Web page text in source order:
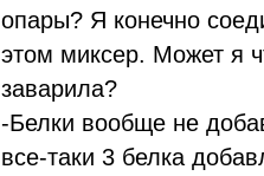
опары? Я конечно
этом миксер. Может я
заварила?
-Белки вообще не
все-таки 3 белка